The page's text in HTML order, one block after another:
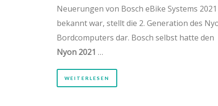
Neuerungen von Bosch eBike Systems 2021
bekannt war, stellt die 2. Generation des
Bordcomputers dar. Bosch selbst hatte den
Nyon 2021 …
WEITERLESEN